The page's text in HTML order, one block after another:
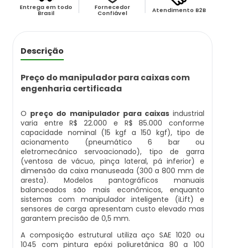
Balança Contadora
Máquina Seladora Rotativa Pneumática
Embaladora Industrial
Pesadora De Grãos
Embaladora De Doces
Embaladora Vertical
Pesadora De Pão
Seladora Automática Com Datador
Pesadora De Salgados Congelados
Balança Multicabeçote
Datador Ink Jet Manual
Datador Para Embaladora
Datador Para Embalagens Plásticas
Datador Para Empacotadora
Datador De Tampas
Datador Para Plástico
Datador Para Embalagem Manual
Entrega em todo
Brasil
Fornecedor
Confiável Atendimento B2B
Descrição
Preço do manipulador para caixas com
engenharia certificada
O preço do manipulador para caixasindustrial
varia entre R$ 22.000 e R$ 85.000 conforme
capacidade nominal (15 kgf a 150 kgf), tipo de
acionamento (pneumático 6 bar ou
eletromecânico servoacionado), tipo de garra
(ventosa de vácuo, pinça lateral, pá inferior) e
dimensão da caixa manuseada (300 a 800 mm de
aresta). Modelos pantográficos manuais
balanceados são mais econômicos, enquanto
sistemas com manipulador inteligente (iLift) e
sensores de carga apresentam custo elevado mas
garantem precisão de 0,5 mm.
A composição estrutural utiliza aço SAE 1020 ou
1045 com pintura epóxi poliuretânica 80 a 100